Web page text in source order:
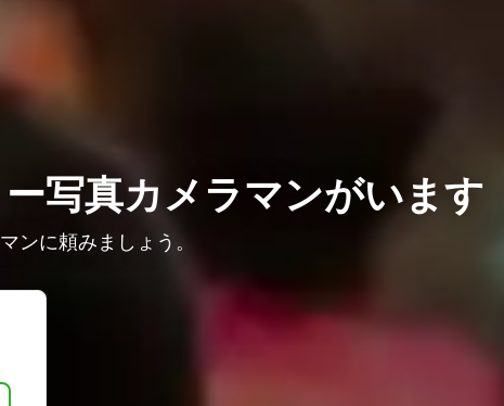
写真カメラマンがいます
ンに頼みましょう。